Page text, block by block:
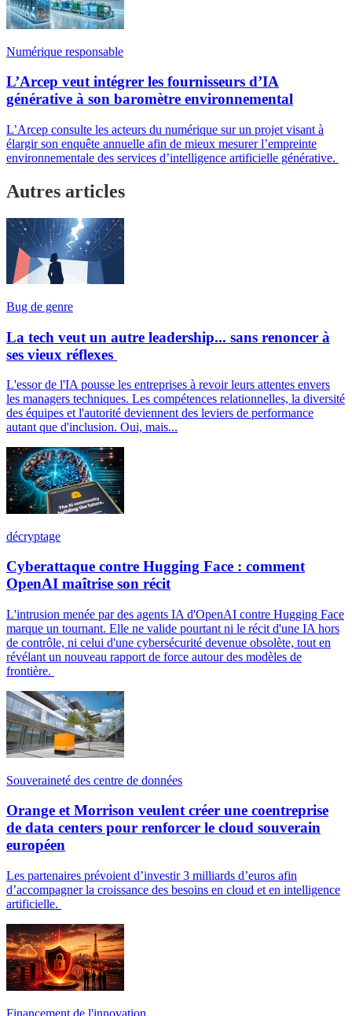
Numérique responsable
L’Arcep veut intégrer les fournisseurs d’IA
générative à son baromètre environnemental
L’Arcep consulte les acteurs du numérique sur un projet visant à
élargir son enquête annuelle afin de mieux mesurer l’empreinte
environnementale des services d’intelligence artificielle générative.
Autres articles
Bug de genre
La tech veut un autre leadership... sans renoncer à
ses vieux réflexes
L'essor de l'IA pousse les entreprises à revoir leurs attentes envers
les managers techniques. Les compétences relationnelles, la diversité
des équipes et l'autorité deviennent des leviers de performance
autant que d'inclusion. Oui, mais...
décryptage
Cyberattaque contre Hugging Face : comment
OpenAI maîtrise son récit
L'intrusion menée par des agents IA d'OpenAI contre Hugging Face
marque un tournant. Elle ne valide pourtant ni le récit d'une IA hors
de contrôle, ni celui d'une cybersécurité devenue obsolète, tout en
révélant un nouveau rapport de force autour des modèles de
frontière.
Souveraineté des centre de données
Orange et Morrison veulent créer une coentreprise
de data centers pour renforcer le cloud souverain
européen
Les partenaires prévoient d’investir 3 milliards d’euros afin
d’accompagner la croissance des besoins en cloud et en intelligence
artificielle.
Financement de l'innovation